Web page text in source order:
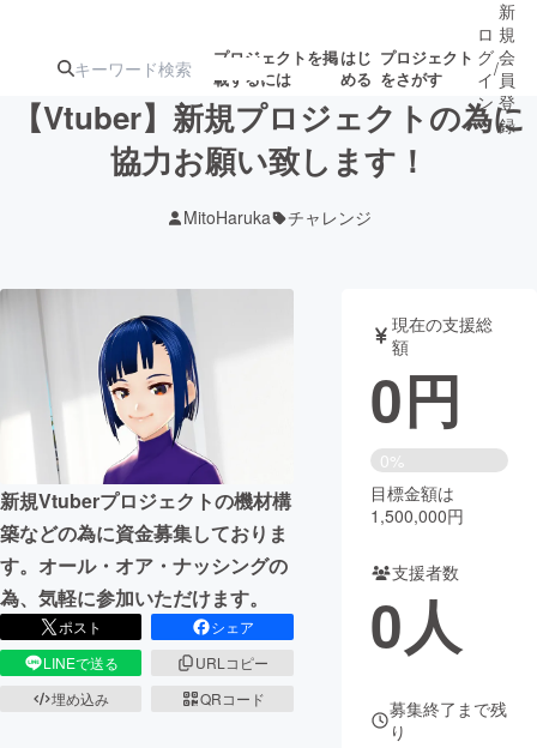
プロジェクトを掲
載するには
はじ
める
プロジェクト
をさがす
ジェクト
ロジェクト
アート・写真 音楽
テクノロジー・ガジェット ゲーム・サ
映像・映画 書籍・雑誌
ビジネス・起業 チャレンジ
まちづくり・地域活性化
CAMPFIRE for Social Good
CAMPFIRE Creation
CAMPFIREふるさと納税
ロ
グ
イ
ン
/
新
規
会
員
登
録
【Vtuber】新規プロジェクトの為に
協力お願い致します！
MitoHaruka チャレンジ
新規Vtuberプロジェクトの機材構
築などの為に資金募集しておりま
す。オール・オア・ナッシングの
為、気軽に参加いただけます。
ポスト
シェア
LINEで送る
URLコピー
埋め込み
QRコード
現在の支援総
額
0円
0%
目標金額は
1,500,000円
支援者数
0人
募集終了まで残
り